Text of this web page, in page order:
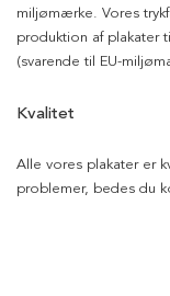
miljømærke. Vores
produktion af plakater
(svarende til EU-
Kvalitet
Alle vores plakater er
problemer, bedes du